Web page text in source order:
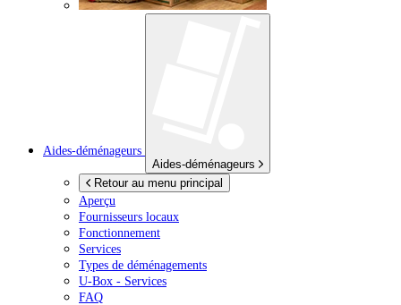
Aides-déménageurs
Aides-déménageurs
Retour au menu principal
Aperçu
Fournisseurs locaux
Fonctionnement
Services
Types de déménagements
U-Box - Services
FAQ